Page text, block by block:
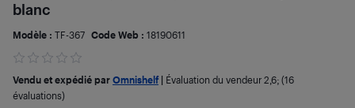
blanc
Modèle : TF-367 Code Web : 18190611
Vendu et expédié par Omnishelf Évaluation du vendeur 2,6; (16
évaluations)